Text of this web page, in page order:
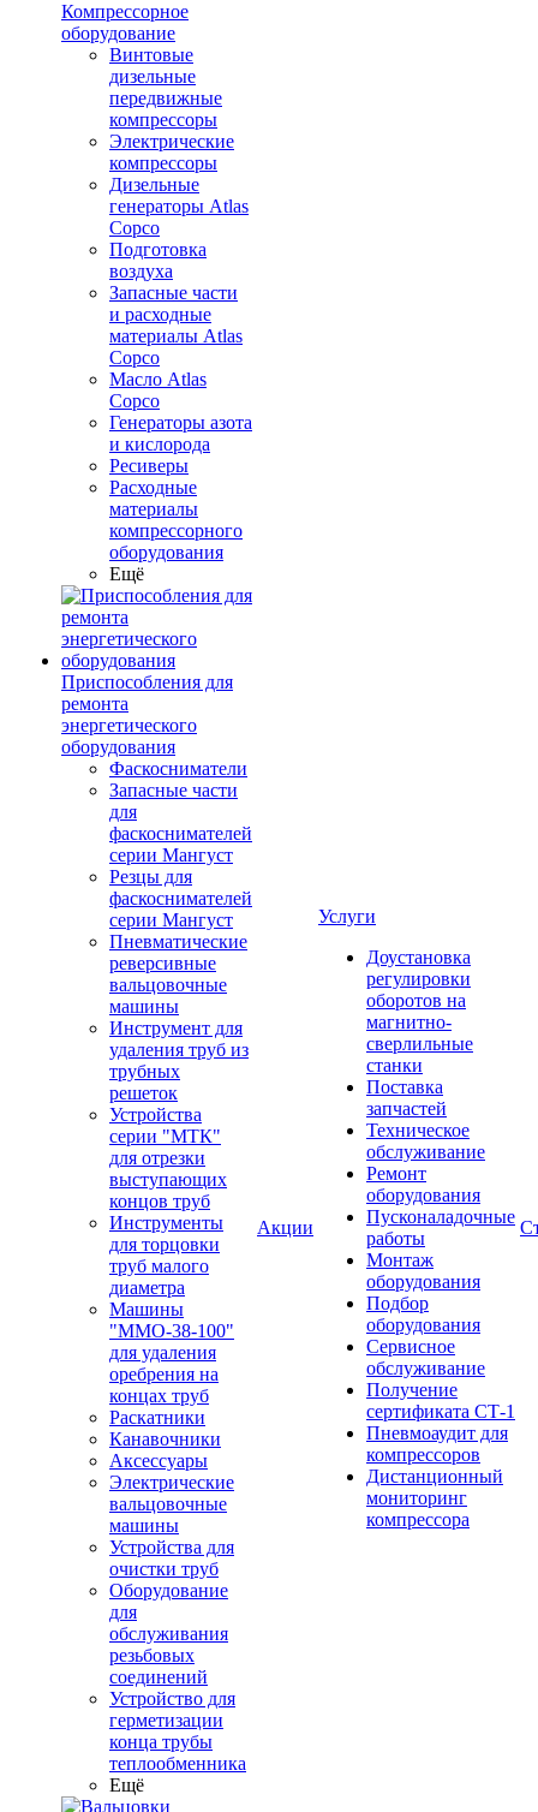
Компрессорное
оборудование
Винтовые
дизельные
передвижные
компрессоры
Электрические
компрессоры
Дизельные
генераторы Atlas
Copco
Подготовка
воздуха
Запасные части
и расходные
материалы Atlas
Copco
Масло Atlas
Copco
Генераторы азота
и кислорода
Ресиверы
Расходные
материалы
компрессорного
оборудования
Ещё
Приспособления для
ремонта
энергетического
оборудования
Фаскосниматели
Запасные части
для
фаскоснимателей
серии Мангуст
Резцы для
фаскоснимателей
серии Мангуст
Пневматические
реверсивные
вальцовочные
машины
Инструмент для
удаления труб из
трубных
решеток
Устройства
серии "МТК"
для отрезки
выступающих
концов труб
Инструменты
для торцовки
труб малого
диаметра
Машины
"ММО-38-100"
для удаления
оребрения на
концах труб
Раскатники
Канавочники
Аксессуары
Электрические
вальцовочные
машины
Устройства для
очистки труб
Оборудование
для
обслуживания
резьбовых
соединений
Устройство для
герметизации
конца трубы
теплообменника
Ещё
Акции
Услуги
Доустановка
регулировки
оборотов на
магнитно-
сверлильные
станки
Поставка
запчастей
Техническое
обслуживание
Ремонт
оборудования
Пусконаладочные
работы
Монтаж
оборудования
Подбор
оборудования
Сервисное
обслуживание
Получение
сертификата СТ-1
Пневмоаудит для
компрессоров
Дистанционный
мониторинг
компрессора